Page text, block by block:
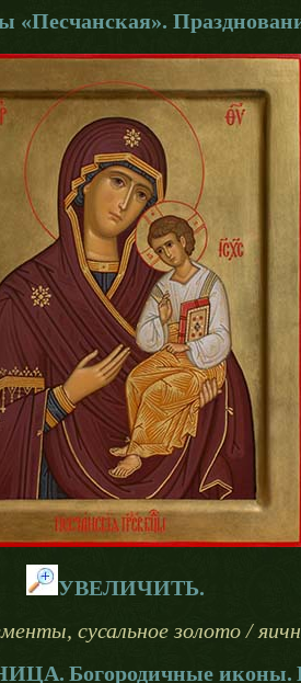
«Песчанская».
УВЕЛИЧИТЬ.
сусальное золото /
Богородичные иконы.